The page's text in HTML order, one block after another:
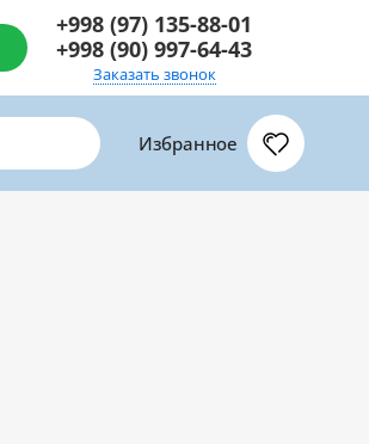
+998 (97) 135-88-01
+998 (90) 997-64-43
Заказать звонок
Избранное